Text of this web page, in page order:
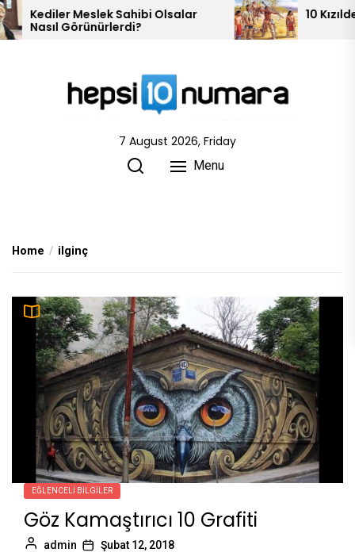
Skip
to
10 Kızılderili Kabilesi
7 August 2026, Friday
Menu
Home ilginç
EĞLENCELI BILGILER
Göz Kamaştırıcı 10 Grafiti
admin Şubat 12, 2018